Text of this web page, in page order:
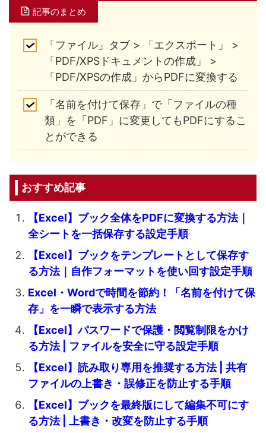
記事のまとめ
「ファイル」タブ > 「エクスポート」 >
「PDF/XPSドキュメントの作成」 >
「PDF/XPSの作成」からPDFに変換する
「名前を付けて保存」で「ファイルの種
類」を「PDF」に変更してもPDFにするこ
とができる
おすすめ記事
【Excel】ブック全体をPDFに変換する方法｜
全シートを一括保存する設定手順
【Excel】ブックをテンプレートとして保存す
る方法｜自作フォーマットを使い回す設定手順
Excel・Wordで時間を節約！「名前を付けて保
存」を一瞬で表示する方法
【Excel】パスワードで保護・閲覧制限をかけ
る方法 | ファイルを安全に守る設定手順
【Excel】読み取り専用を推奨する方法 | 共有
ファイルの上書き・誤修正を防止する手順
【Excel】ブックを最終版にして編集不可にす
る方法 | 上書き・改変を防止する手順